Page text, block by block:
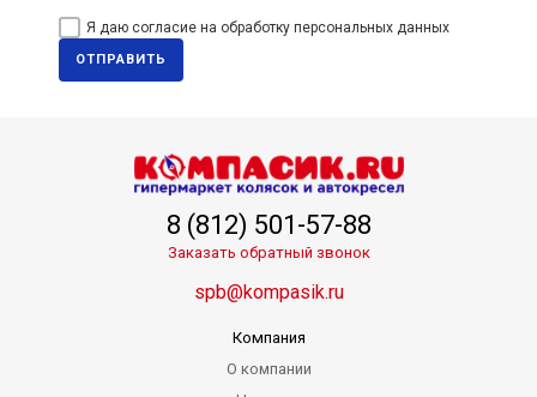
Я даю согласие на обработку персональных данных
ОТПРАВИТЬ
8 (812) 501-57-88
Заказать обратный звонок
spb@kompasik.ru
Компания
О компании